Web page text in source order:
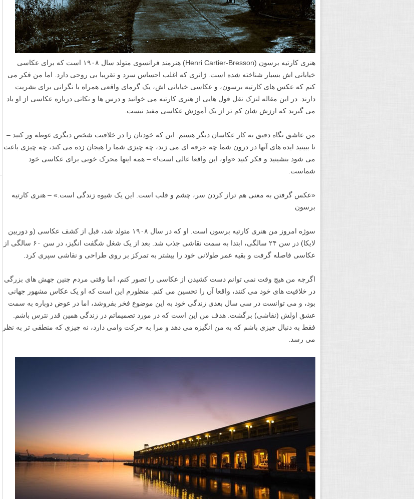
هنری کارتیه برسون (Henri Cartier-Bresson) هنرمند فرانسوی متولد سال ۱۹۰۸ است که برای عکاسی
خیابانی اش بسیار شناخته شده است. ژانری که اغلب احساس سرد و تقریبا بی روحی دارد. اما من فکر می
کنم که عکس های کارتیه برسون، و عکاسی خیابانی اش، یک گرمای واقعی همراه با نگرانی برای بشریت
دارند. در این مقاله لنزک نقل قول هایی از هنری کارتیه می خوانید و درس ها و نکاتی درباره عکاسی از او یاد
می گیرید که ارزش شان کم تر از یک آموزش عکاسی مفید نیست.
من عاشق نگاه دقیق به کار عکاسان دیگر هستم. این که خودتان را در خلاقیت شخص دیگری غوطه ور کنید –
تا ببینید ایده های آنها در درون شما چه جرقه ای می زند، چه چیزی شما را هیجان زده می کند، چه چیزی باعث
می شود بنشینید و فکر کنید «واو، این واقعا عالی است!» – همه اینها محرک خوبی برای عکاسی خود
شماست.
«عکس گرفتن به معنی هم تراز کردن سر، چشم و قلب است. این یک شیوه زندگی است.» – هنری کارتیه
برسون
سوژه امروز من هنری کارتیه برسون است. او که در سال ۱۹۰۸ متولد شد، قبل از کشف عکاسی (و دوربین
لایکا) در سن ۲۴ سالگی، ابتدا به سمت نقاشی جذب شد. بعد از یک شغل شگفت انگیز، در سن ۶۰ سالگی از
عکاسی فاصله گرفت و بقیه عمر طولانی خود را بیشتر به تمرکز بر روی طراحی و نقاشی سپری کرد.
اگرچه من هیچ وقت نمی توانم دست کشیدن از عکاسی را تصور کنم، اما وقتی مردم چنین جهش های بزرگی
در خلاقیت های خود می کنند، واقعا آن را تحسین می کنم. منظورم این است که او یک عکاس مشهور جهانی
بود، و می توانست در سی سال بعدی زندگی خود به این موضوع فخر بفروشد، اما در عوض دوباره به سمت
عشق اولش (نقاشی) برگشت. هدف من این است که در مورد تصمیماتم در زندگی همین قدر نترس باشم.
فقط به دنبال چیزی باشم که به من انگیزه می دهد و مرا به حرکت وامی دارد، نه چیزی که منطقی تر به نظر
می رسد.